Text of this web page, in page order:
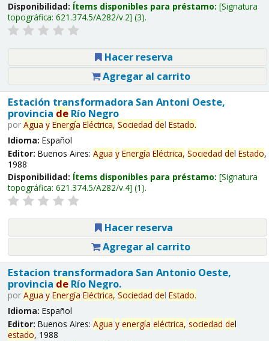
Disponibilidad: Ítems disponibles para préstamo: Signatura
topográfica: 621.374.5/A282/v.2 (3).
Hacer reserva
Agregar al carrito
Estación transformadora San Antoni Oeste,
provincia deRío Negro
por Agua y Energía Eléctrica, Sociedad del Estado.
Idioma: Español
Editor: Buenos Aires: Agua y Energía Eléctrica, Sociedad del Estado,
1988
Disponibilidad: Ítems disponibles para préstamo: Signatura
topográfica: 621.374.5/A282/v.4 (1).
Hacer reserva
Agregar al carrito
Estacion transformadora San Antonio Oeste,
provincia deRío Negro.
por Agua y Energía Eléctrica, Sociedad del Estado.
Idioma: Español
Editor: Buenos Aires: Agua y energía eléctrica, sociedad del
estado, 1988